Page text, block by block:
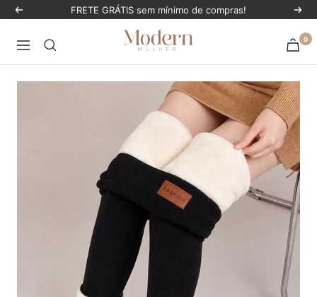
PularAnterior FRETE GRÁTIS sem mínimo de compras!
Navegação
ModernMulher 0